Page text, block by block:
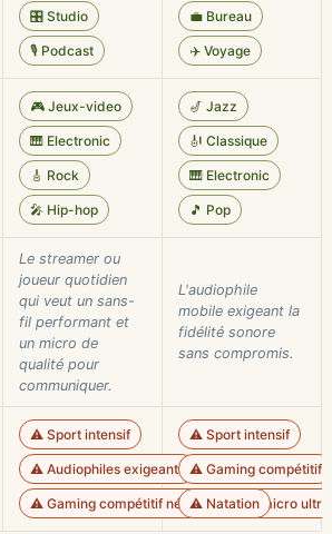
🎛️ Studio
🎙️ Podcast
💼 Bureau
✈️ Voyage
🎮 Jeux-video
🎹 Electronic
🎸 Rock
🎤 Hip-hop
🎷 Jazz
🎻 Classique
🎹 Electronic
🎵 Pop
Le streamer ou
joueur quotidien
qui veut un sans-
fil performant et
un micro de
qualité pour
communiquer.
L'audiophile
mobile exigeant la
fidélité sonore
sans compromis.
⚠️ Sport intensif
⚠️ Audiophiles exigeants
⚠️ Gaming compétitif nécessitant un micro
⚠️ Sport intensif
⚠️ Gaming compétitif
⚠️ Natation